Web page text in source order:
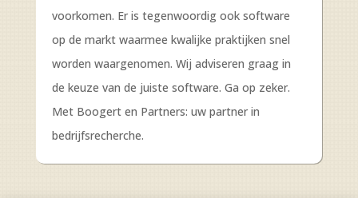
voorkomen. Er is tegenwoordig ook software
op de markt waarmee kwalijke praktijken snel
worden waargenomen. Wij adviseren graag in
de keuze van de juiste software. Ga op zeker.
Met Boogert en Partners: uw partner in
bedrijfsrecherche.